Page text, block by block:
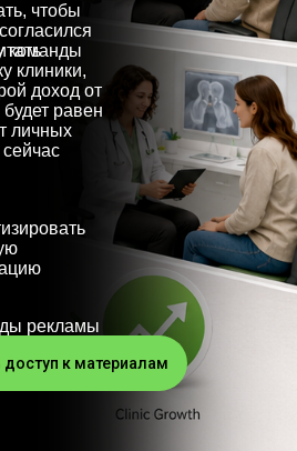
чтобы
команды
клиники,
доход от
равен
личных
рекламы
доступ к материалам